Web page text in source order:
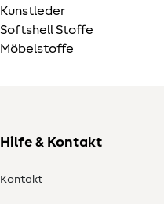
Kunstleder
Softshell Stoffe
Möbelstoffe
Hilfe & Kontakt
Kontakt